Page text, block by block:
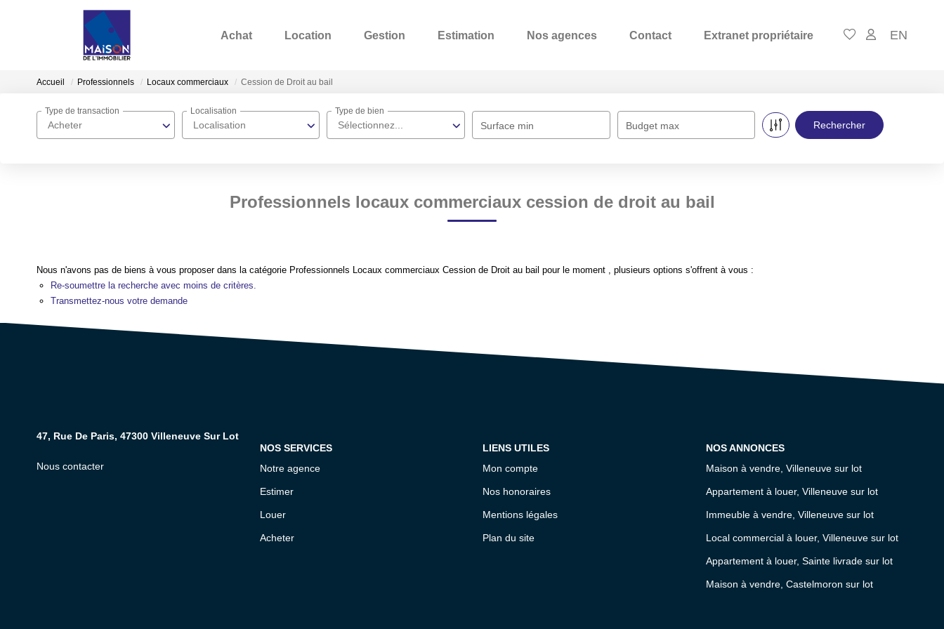
Achat Location Gestion Estimation Nos agences Contact Extranet propriétaire EN
Accueil Professionnels Locaux commerciaux Cession de Droit au bail
Acheter
Type de transaction
Localisation
Localisation
Sélectionnez...
Type de bien
Surface min Budget max
Professionnels locaux commerciaux cession de droit au bail
Nous n'avons pas de biens à vous proposer dans la catégorie Professionnels Locaux commerciaux Cession de Droit au bail pour le moment , plusieurs options s'offrent à vous :
Re-soumettre la recherche avec moins de critères.
Transmettez-nous votre demande
47, Rue De Paris, 47300 Villeneuve Sur Lot
Nous contacter
NOS SERVICES
Notre agence
Estimer
Louer
Acheter
LIENS UTILES
Mon compte
Nos honoraires
Mentions légales
Plan du site
NOS ANNONCES
Maison à vendre, Villeneuve sur lot
Appartement à louer, Villeneuve sur lot
Immeuble à vendre, Villeneuve sur lot
Local commercial à louer, Villeneuve sur lot
Appartement à louer, Sainte livrade sur lot
Maison à vendre, Castelmoron sur lot